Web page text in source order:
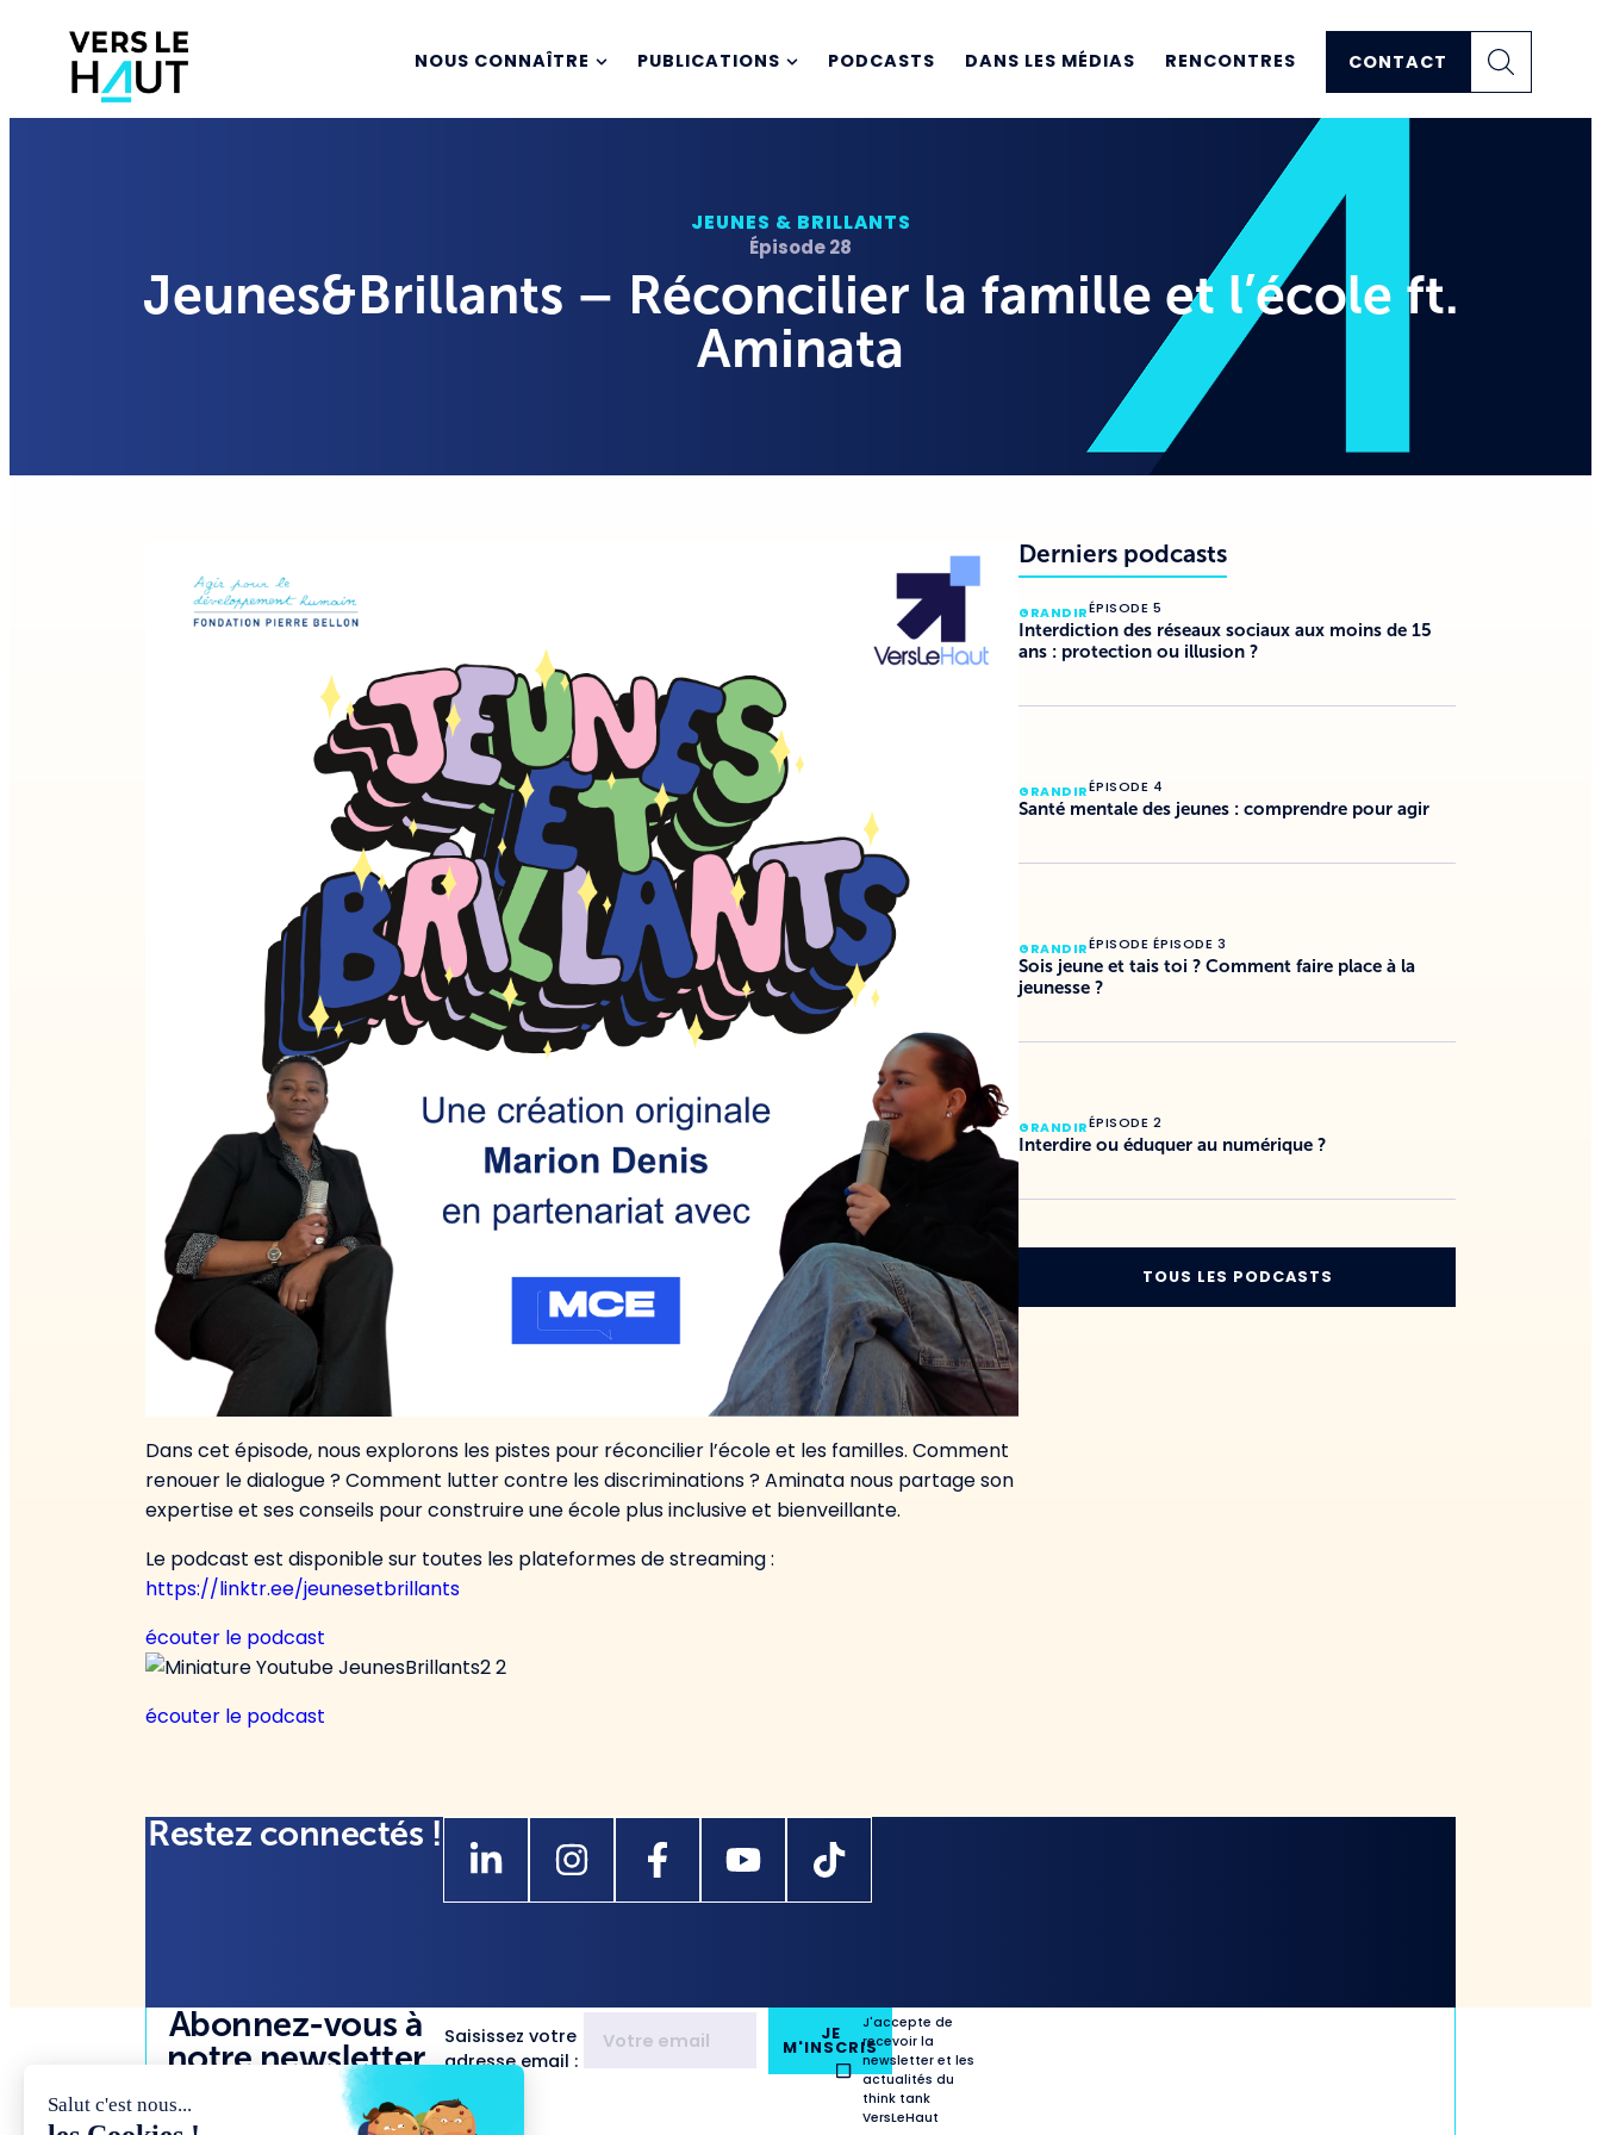
NOUS CONNAÎTRE PUBLICATIONS PODCASTS DANS LES MÉDIAS RENCONTRES CONTACT
JEUNES & BRILLANTS
Épisode 28
Jeunes&Brillants – Réconcilier la famille et l’école ft.
Aminata
Dans cet épisode, nous explorons les pistes pour réconcilier l’école et les familles. Comment
renouer le dialogue ? Comment lutter contre les discriminations ? Aminata nous partage son
expertise et ses conseils pour construire une école plus inclusive et bienveillante.
Le podcast est disponible sur toutes les plateformes de streaming :
https://linktr.ee/jeunesetbrillants
écouter le podcast
écouter le podcast
Derniers podcasts
GRANDIRÉPISODE 5
Interdiction des réseaux sociaux aux moins de 15
ans : protection ou illusion ?
GRANDIRÉPISODE 4
Santé mentale des jeunes : comprendre pour agir
GRANDIRÉPISODE ÉPISODE 3
Sois jeune et tais toi ? Comment faire place à la
jeunesse ?
GRANDIRÉPISODE 2
Interdire ou éduquer au numérique ?
TOUS LES PODCASTS
Restez connectés !
Abonnez-vous à
notre newsletter
Saisissez votre
adresse email :
JE
M'INSCRIS
J'accepte de
recevoir la
newsletter et les
actualités du
think tank
VersLeHaut